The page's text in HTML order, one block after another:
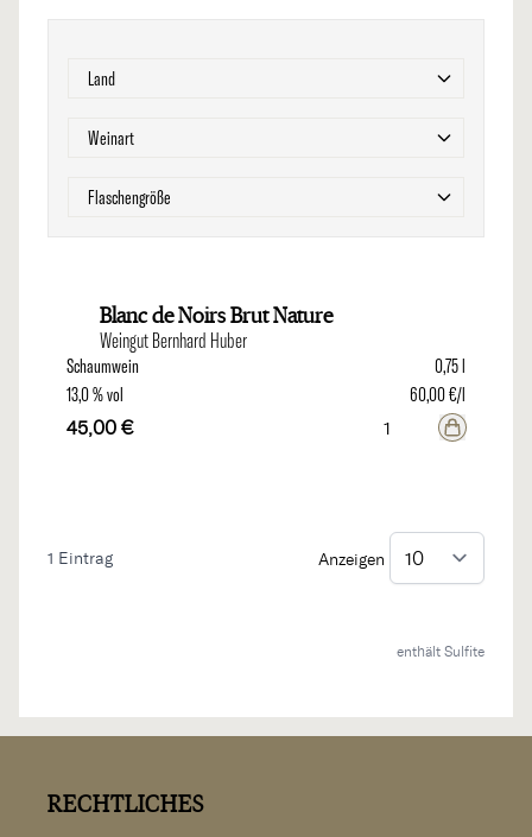
LandFilter
WeinartFilter
Flaschengröße
Blanc de Noirs Brut Nature
Weingut Bernhard Huber
Schaumwein
0,75 l
13,0 % vol
60,00 €/l
45,00 €
1 Eintrag Anzeigen
enthält Sulfite
RECHTLICHES